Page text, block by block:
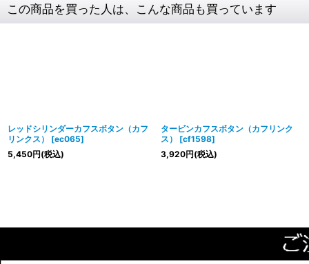
この商品を買った人は、こんな商品も買っています
レッドシリンダーカフスボタン（カフ
リンクス）
[ec065]
5,450円(税込)
タービンカフスボタン（カフリンク
ス）
[cf1598]
3,920円(税込)